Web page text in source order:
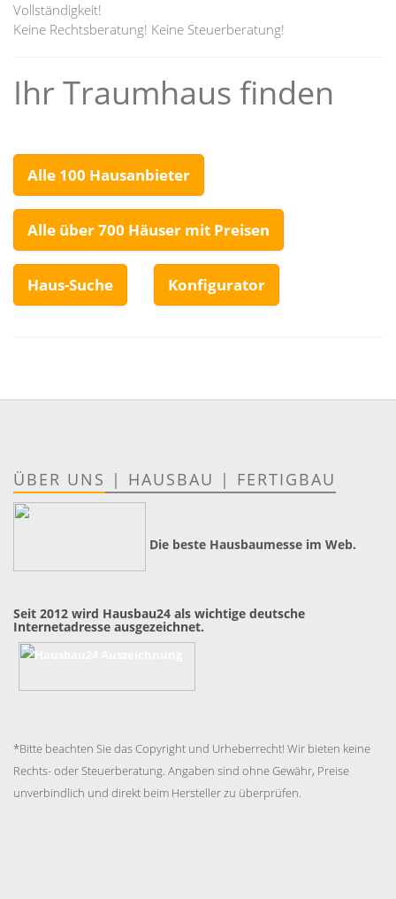
Vollständigkeit!
Keine Rechtsberatung! Keine Steuerberatung!
Ihr Traumhaus finden
Alle 100 Hausanbieter
Alle über 700 Häuser mit Preisen
Haus-Suche Konfigurator
ÜBER UNS | HAUSBAU | FERTIGBAU
Die beste Hausbaumesse im Web.
Seit 2012 wird Hausbau24 als wichtige deutsche
Internetadresse ausgezeichnet.
*Bitte beachten Sie das Copyright und Urheberrecht! Wir bieten keine
Rechts- oder Steuerberatung. Angaben sind ohne Gewähr, Preise
unverbindlich und direkt beim Hersteller zu überprüfen.